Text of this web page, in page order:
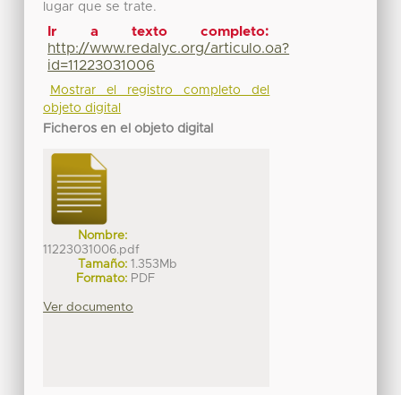
lugar que se trate.
Ir a texto completo:
http://www.redalyc.org/articulo.oa?
id=11223031006
Mostrar el registro completo del
objeto digital
Ficheros en el objeto digital
Nombre:
11223031006.pdf
Tamaño: 1.353Mb
Formato: PDF
Ver documento